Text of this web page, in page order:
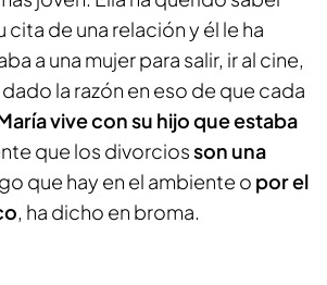
cita de una relación y él le ha
a una mujer para salir, ir al cine,
la razón en eso de que cada
vive con su hijo que estaba
que los divorciosson una
que hay en el ambiente o por el
, ha dicho en broma.